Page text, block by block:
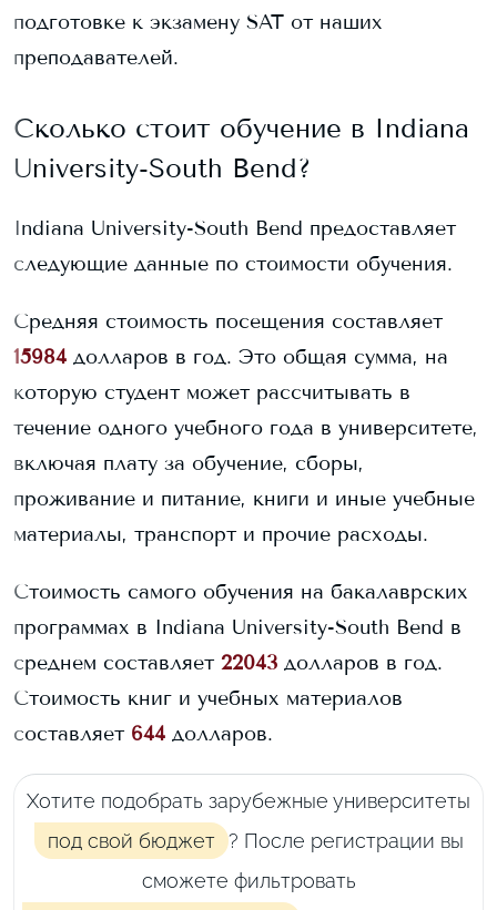
подготовке к экзамену SAT от наших
преподавателей.
Сколько стоит обучение в Indiana
University-South Bend?
Indiana University-South Bend предоставляет
следующие данные по стоимости обучения.
Средняя стоимость посещения составляет
15984 долларов в год. Это общая сумма, на
которую студент может рассчитывать в
течение одного учебного года в университете,
включая плату за обучение, сборы,
проживание и питание, книги и иные учебные
материалы, транспорт и прочие расходы.
Стоимость самого обучения на бакалаврских
программах в Indiana University-South Bend в
среднем составляет 22043 долларов в год.
Стоимость книг и учебных материалов
составляет 644 долларов.
Хотите подобрать зарубежные университеты
под свой бюджет ? После регистрации вы
сможете фильтровать